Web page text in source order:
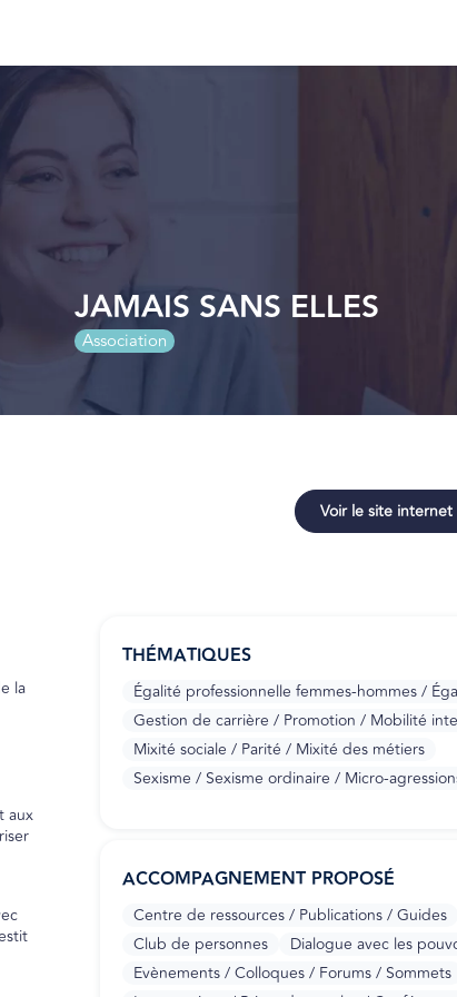
JAMAIS SANS ELLES
Association
Voir le site internet
la
aux
THÉMATIQUES
Égalité professionnelle femmes-hommes /
Gestion de carrière / Promotion / Mobilité
Mixité sociale / Parité / Mixité des métiers
Sexisme / Sexisme ordinaire / Micro-
ACCOMPAGNEMENT PROPOSÉ
Centre de ressources / Publications / Guides
Club de personnes
Dialogue avec les
Evènements / Colloques / Forums / Sommets